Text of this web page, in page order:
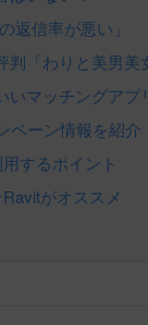
返信率が悪い」
「わりと美男美
いマッチングアプ
ペーン情報を紹介
するポイント
がオススメ